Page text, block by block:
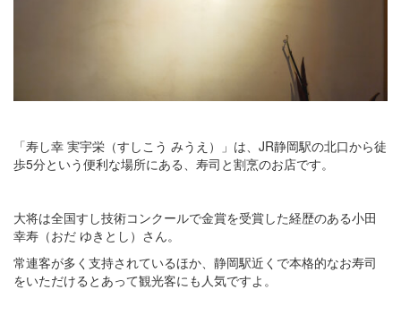
「寿し幸 実宇栄（すしこう みうえ）」は、JR静岡駅の北口から徒
歩5分という便利な場所にある、寿司と割烹のお店です。
大将は全国すし技術コンクールで金賞を受賞した経歴のある小田
幸寿（おだ ゆきとし）さん。
常連客が多く支持されているほか、静岡駅近くで本格的なお寿司
をいただけるとあって観光客にも人気ですよ。